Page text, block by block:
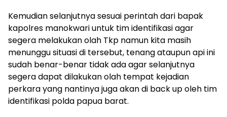
Kemudian selanjutnya sesuai perintah dari bapak
kapolres manokwari untuk tim identifikasi agar
segera melakukan olah Tkp namun kita masih
menunggu situasi di tersebut, tenang ataupun api ini
sudah benar-benar tidak ada agar selanjutnya
segera dapat dilakukan olah tempat kejadian
perkara yang nantinya juga akan di back up oleh tim
identifikasi polda papua barat.